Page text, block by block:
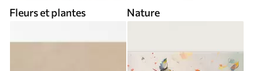
Fleurs et plantes Nature